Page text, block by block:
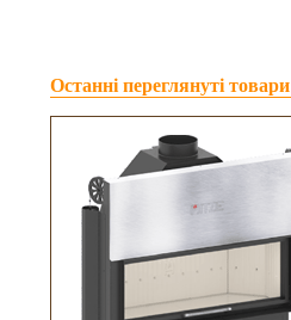
Останні переглянуті товари